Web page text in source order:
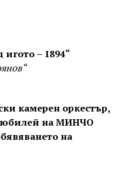
– 1894“
камерен оркестър,
юбилей на МИНЧО
на